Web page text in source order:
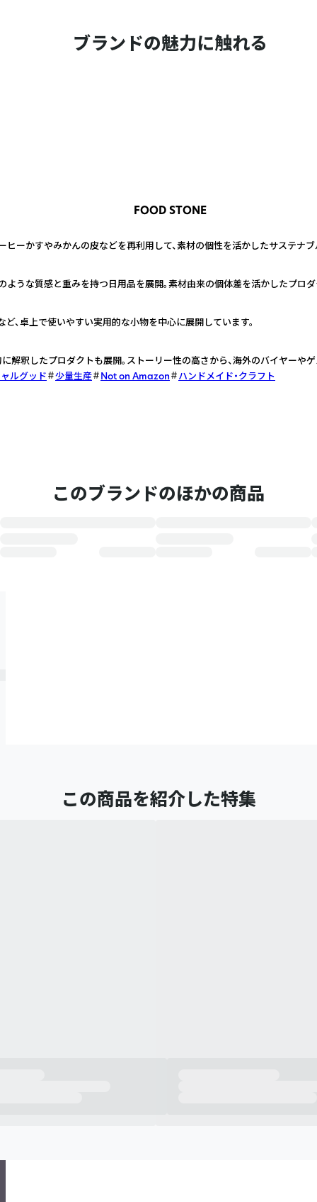
ブランドの魅力に触れる
FOOD STONE
ヒーかすやみかんの皮などを再利用して、素材の個性を活かしたサステナ
ような質感と重みを持つ日用品を展開。素材由来の個体差を活かしたプロダ
ど、卓上で使いやすい実用的な小物を中心に展開しています。
解釈したプロダクトも展開。ストーリー性の高さから、海外のバイヤーや
ルグッド
少量生産 Not on Amazon ハンドメイド・クラフト
このブランドのほかの商品
この商品を紹介した特集